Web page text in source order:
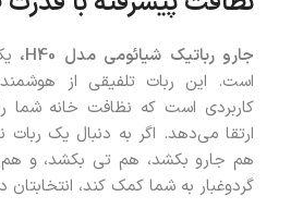
جارو رباتیک شیائومی مدل ،
است. این ربات تلفیقی از
کاربردی است که نظافت خانه شما
ارتقا می‌دهد. اگر به دنبال یک
هم جارو بکشد، هم تی بکشد، و هم
گردوغبار به شما کمک کند،